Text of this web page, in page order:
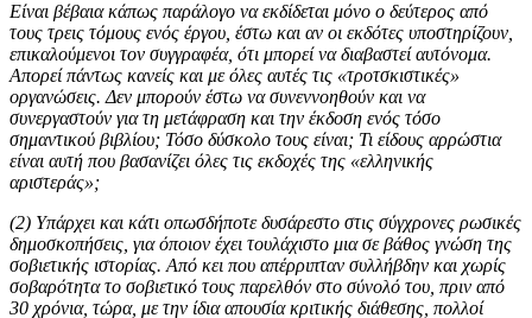
Είναι βέβαια κάπως παράλογο να εκδίδεται μόνο ο δεύτερος από
τους τρεις τόμους ενός έργου, έστω και αν οι εκδότες υποστηρίζουν,
επικαλούμενοι τον συγγραφέα, ότι μπορεί να διαβαστεί αυτόνομα.
Απορεί πάντως κανείς και με όλες αυτές τις «τροτσκιστικές»
οργανώσεις. Δεν μπορούν έστω να συνεννοηθούν και να
συνεργαστούν για τη μετάφραση και την έκδοση ενός τόσο
σημαντικού βιβλίου; Τόσο δύσκολο τους είναι; Τι είδους αρρώστια
είναι αυτή που βασανίζει όλες τις εκδοχές της «ελληνικής
αριστεράς»;
(2) Υπάρχει και κάτι οπωσδήποτε δυσάρεστο στις σύγχρονες ρωσικές
δημοσκοπήσεις, για όποιον έχει τουλάχιστο μια σε βάθος γνώση της
σοβιετικής ιστορίας. Από κει που απέρριπταν συλλήβδην και χωρίς
σοβαρότητα το σοβιετικό τους παρελθόν στο σύνολό του, πριν από
30 χρόνια, τώρα, με την ίδια απουσία κριτικής διάθεσης, πολλοί